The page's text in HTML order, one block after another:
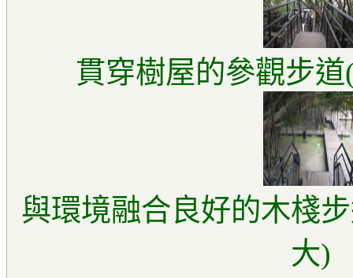
貫穿樹屋的參觀步
與環境融合良好的木棧
大)